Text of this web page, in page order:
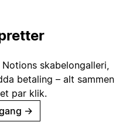
skabelongalleri,
betaling – alt sammen
par klik.
→